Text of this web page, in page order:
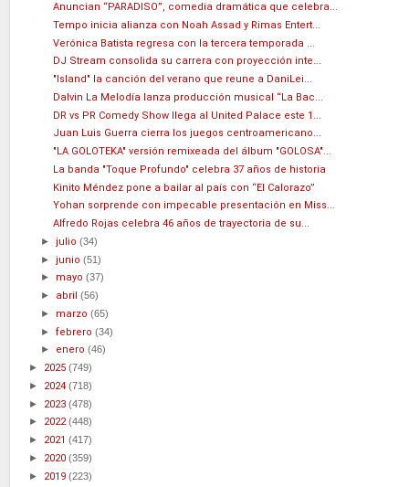
Anuncian “PARADISO”, comedia dramática que celebra...
Tempo inicia alianza con Noah Assad y Rimas Entert...
Verónica Batista regresa con la tercera temporada ...
DJ Stream consolida su carrera con proyección inte...
"Island" la canción del verano que reune a DaniLei...
Dalvin La Melodía lanza producción musical “La Bac...
DR vs PR Comedy Show llega al United Palace este 1...
Juan Luis Guerra cierra los juegos centroamericano...
"LA GOLOTEKA" versión remixeada del álbum "GOLOSA"...
La banda "Toque Profundo" celebra 37 años de historia
Kinito Méndez pone a bailar al país con “El Calorazo”
Yohan sorprende con impecable presentación en Miss...
Alfredo Rojas celebra 46 años de trayectoria de su...
►julio(34)
►junio(51)
► mayo(37)
► abril(56)
► marzo(65)
►febrero(34)
► enero(46)
► 2025 (749)
► 2024 (718)
► 2023 (478)
► 2022(448)
► 2021 (417)
► 2020 (359)
► 2019 (223)